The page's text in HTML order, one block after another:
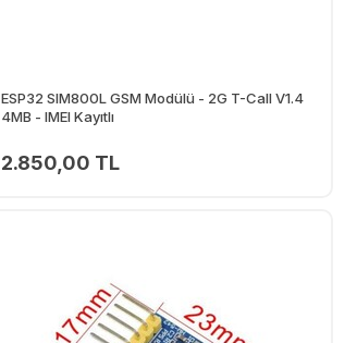
ESP32 SIM800L GSM Modülü - 2G T-Call V1.4
4MB - IMEI Kayıtlı
2.850,00 TL